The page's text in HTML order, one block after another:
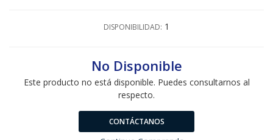
DISPONIBILIDAD: 1
No Disponible
Este producto no está disponible. Puedes consultarnos al
respecto.
CONTÁCTANOS